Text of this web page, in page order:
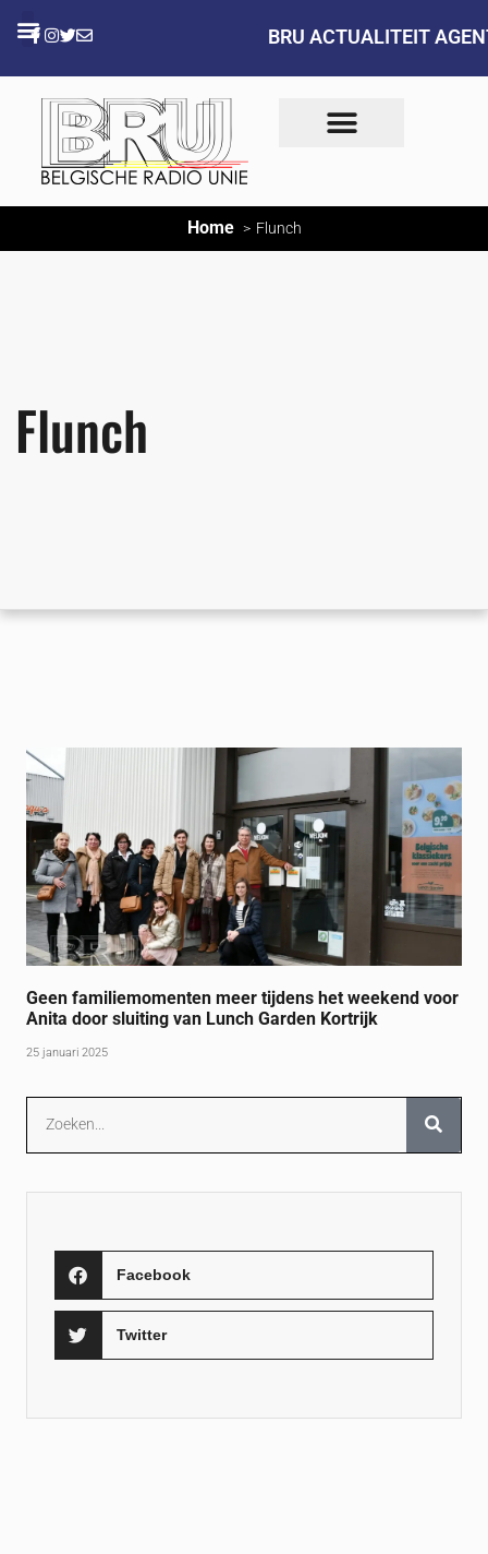
BRU ACTUALITEIT
Home Flunch
Flunch
Geen familiemomenten meer tijdens het weekend voor
Anita door sluiting van Lunch Garden Kortrijk
25 januari 2025
Facebook
Twitter